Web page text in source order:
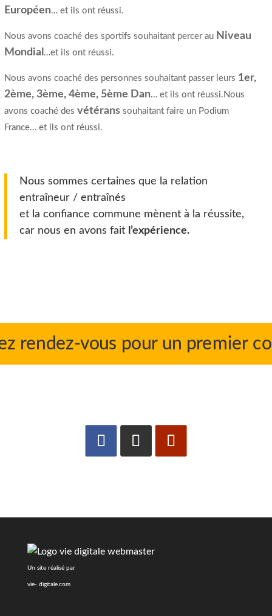
Européen… et ils ont réussi.
Nous avons coaché des sportifs souhaitant percer au Niveau
Mondial …et ils ont réussi.
Nous avons coaché des personnes souhaitant passer leurs 1er,
2ème, 3ème, 4ème, 5ème Dan… et ils ont réussi.Nous
avons coaché des vétérans souhaitant faire un Podium
France… et ils ont réussi.
Nous sommes certaines que la relation
entraîneur / entraînés
et la confiance commune mènent à la réussite,
car nous en avons fait l’expérience.
rendez-vous pour un premier
Un site réalisé par
vie- digitale.com